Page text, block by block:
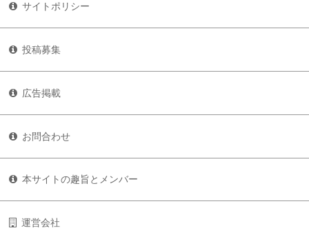
サイトポリシー
投稿募集
広告掲載
お問合わせ
本サイトの趣旨とメンバー
運営会社